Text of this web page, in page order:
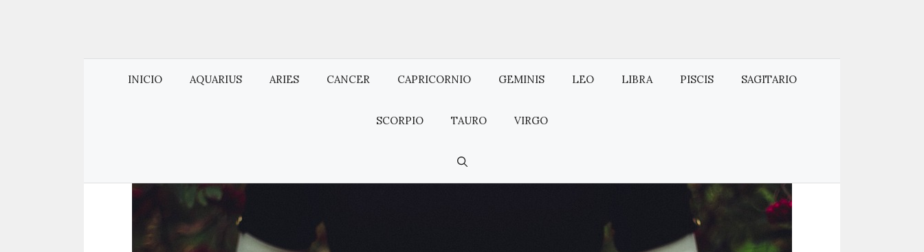
INICIO AQUARIUS ARIES CANCER CAPRICORNIO GEMINIS LEO LIBRA PISCIS SAGITARIO
SCORPIO TAURO VIRGO